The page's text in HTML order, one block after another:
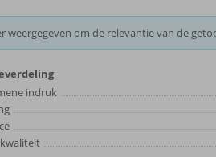
om de relevantie van de
indruk